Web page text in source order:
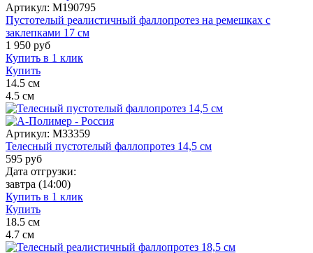
Артикул: M190795
Пустотелый реалистичный фаллопротез на ремешках с
заклепками 17 см
1 950 руб
Купить в 1 клик
Купить
14.5 см
4.5 см
Артикул: M33359
Телесный пустотелый фаллопротез 14,5 см
595 руб
Дата отгрузки:
завтра (14:00)
Купить в 1 клик
Купить
18.5 см
4.7 см